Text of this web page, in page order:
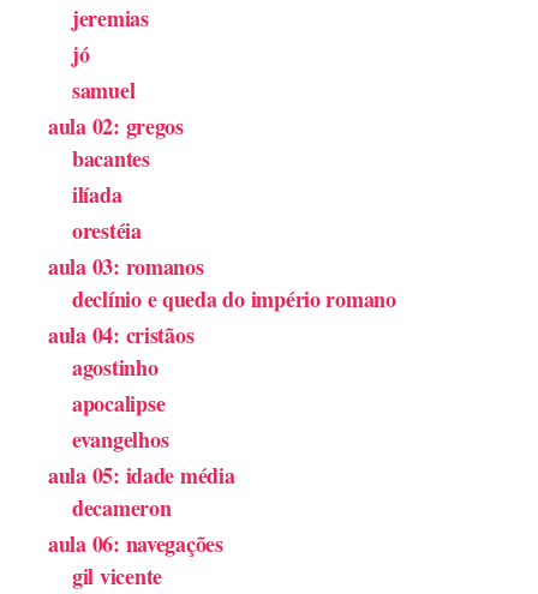
jeremias
jó
samuel
aula 02: gregos
bacantes
ilíada
orestéia
aula 03: romanos
declínio e queda do império romano
aula 04: cristãos
agostinho
apocalipse
evangelhos
aula 05: idade média
decameron
aula 06: navegações
gil vicente